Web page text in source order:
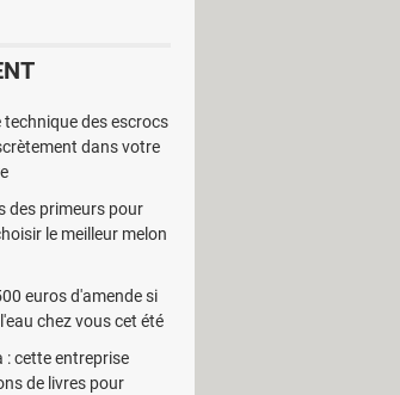
ou particuliers,
que ce soit pour
bien plus
des spas,
(voirnotre article).
fonctions, à
de voitures et la
technique des escrocs
dans votre
des primeurs pour
le meilleur melon
euros d'amende si
chez vous cet été
: cette entreprise
de livres pour